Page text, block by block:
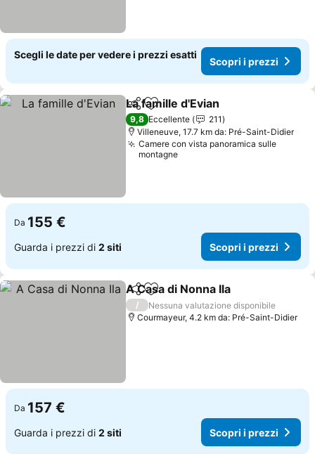
Scegli le date per vedere i prezzi esatti
Scopri i prezzi
CondividiAggiungi ai preferiti
La famille d'Evian
9,8 Eccellente
211
Villeneuve, 17.7 km da: Pré-Saint-Didier
Camere con vista panoramica sulle
montagne
Da 155 €
Guarda i prezzi di 2 siti Scopri i prezzi
CondividiAggiungi ai preferiti
A Casa di Nonna Ila
/
Nessuna valutazione disponibile
Courmayeur, 4.2 km da: Pré-Saint-Didier
Da 157 €
Guarda i prezzi di 2 siti Scopri i prezzi